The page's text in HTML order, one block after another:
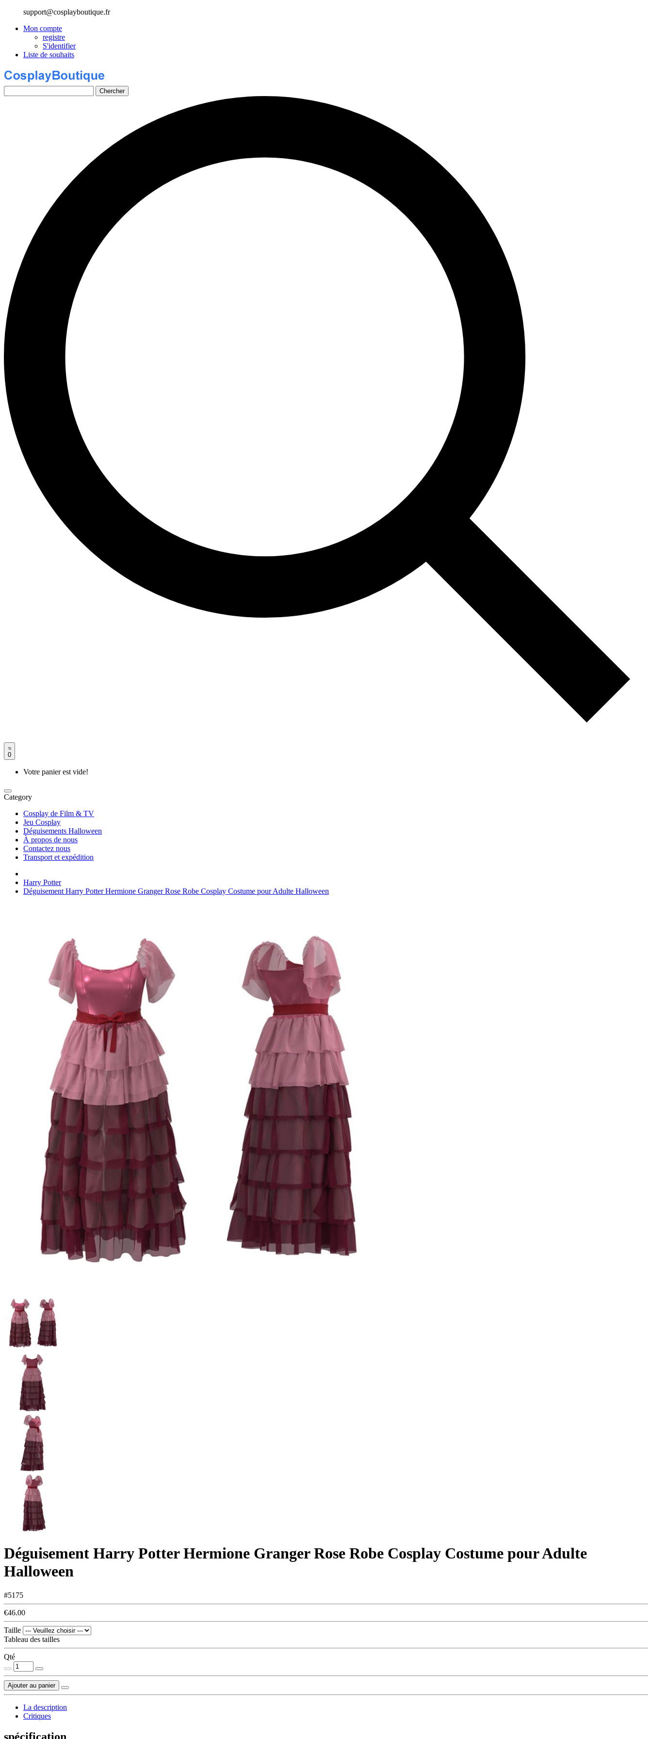
support@cosplayboutique.fr
Mon compte
registre
S'identifier
Liste de souhaits
Chercher
0
Votre panier est vide!
Category
Cosplay de Film & TV
Jeu Cosplay
Déguisements Halloween
À propos de nous
Contactez nous
Transport et expédition
Harry Potter
Déguisement Harry Potter Hermione Granger Rose Robe Cosplay Costume pour Adulte Halloween
Déguisement Harry Potter Hermione Granger Rose Robe Cosplay Costume pour Adulte
Halloween
#5175
€46.00
Taille
Tableau des tailles
Qté
Ajouter au panier
La description
Critiques
spécification